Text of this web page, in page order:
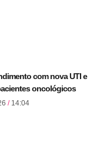
com nova UTI e
oncológicos
14:04